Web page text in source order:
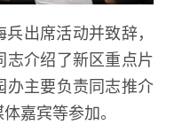
出席活动并致辞，
介绍了新区重点片
办主要负责同志推介
嘉宾等参加。